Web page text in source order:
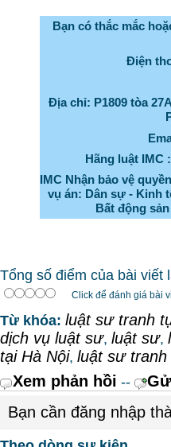
Bạn có thắc mắc
Điện
Địa chỉ: P1809 tòa
Hãng luật IMC
IMC Nhận bảo vệ
vụ án: Dân sự - Kinh
Bất động
Tổng số điểm của bài viết
Click để đánh giá bài
Từ khóa: luật sư tranh
dịch vụ luật sư, luật sư,
tại Hà Nội, luật sư tranh
Xem phản hồi --
Bạn cần đăng nhập